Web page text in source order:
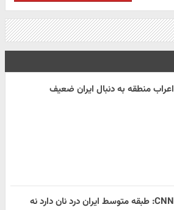
اعراب منطقه به دنبال ایران ضعیف
CNN: طبقه متوسط ایران درد نان دارد نه